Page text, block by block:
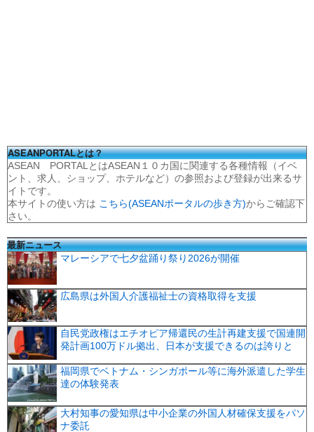
ASEANPORTALとは？
ASEAN PORTALとはASEAN１０カ国に関連する各種情報（イベ
ント、求人、ショップ、ホテルなど）の参照および登録が出来るサ
イトです。
本サイトの使い方は こちら(ASEANポータルの歩き方)からご確認下
さい。
最新ニュース
マレーシアで七夕盆踊り祭り2026が開催
広島県は外国人介護福祉士の資格取得を支援
自民党政権はエチオピア帰還民の生計再建支援で国連開
発計画100万ドル拠出、日本が支援できるのは誇りと
福岡県でベトナム・シンガポール等に海外派遣した学生
達の体験発表
大村知事の愛知県は中小企業の外国人材確保支援をパソ
ナ委託